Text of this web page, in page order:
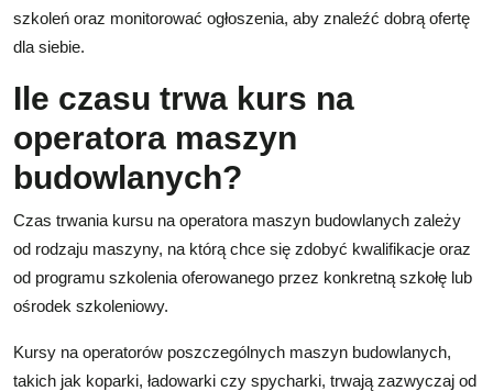
szkoleń oraz monitorować ogłoszenia, aby znaleźć dobrą ofertę
dla siebie.
Ile czasu trwa kurs na
operatora maszyn
budowlanych?
Czas trwania kursu na operatora maszyn budowlanych zależy
od rodzaju maszyny, na którą chce się zdobyć kwalifikacje oraz
od programu szkolenia oferowanego przez konkretną szkołę lub
ośrodek szkoleniowy.
Kursy na operatorów poszczególnych maszyn budowlanych,
takich jak koparki, ładowarki czy spycharki, trwają zazwyczaj od